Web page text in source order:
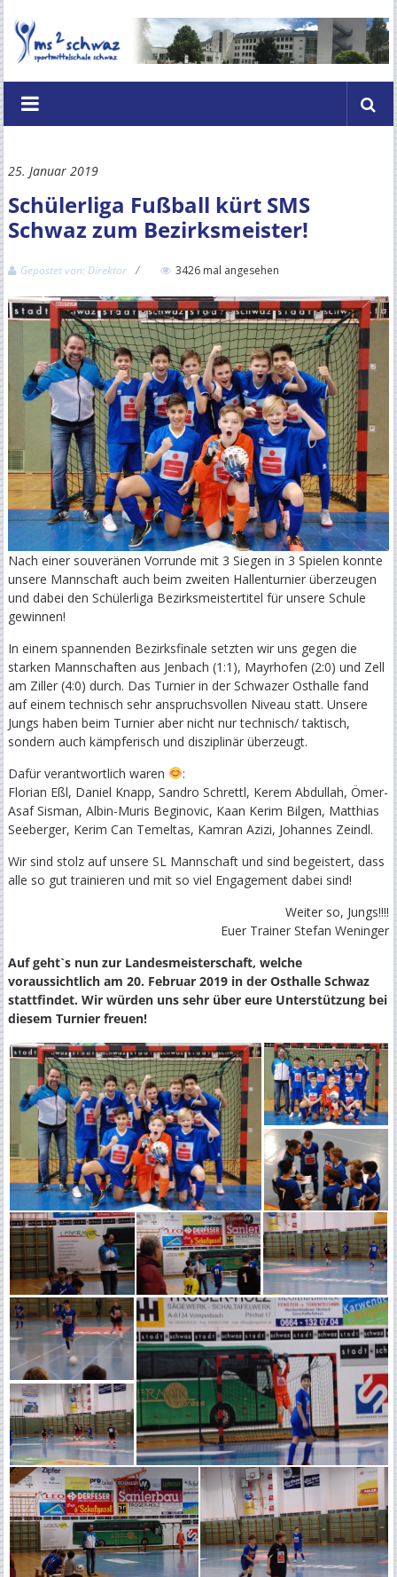
Inhalt
springen
Mittelschule
2
–
Hubert
Schulzentrum
Schwaz
Zentrum
das
25. Januar 2019
Schülerliga Fußball kürt SMS
Schwaz zum Bezirksmeister!
Gepostet von: Direktor 3426 mal angesehen
Nach einer souveränen Vorrunde mit 3 Siegen in 3 Spielen konnte
unsere Mannschaft auch beim zweiten Hallenturnier überzeugen
und dabei den Schülerliga Bezirksmeistertitel für unsere Schule
gewinnen!
In einem spannenden Bezirksfinale setzten wir uns gegen die
starken Mannschaften aus Jenbach (1:1), Mayrhofen (2:0) und Zell
am Ziller (4:0) durch. Das Turnier in der Schwazer Osthalle fand
auf einem technisch sehr anspruchsvollen Niveau statt. Unsere
Jungs haben beim Turnier aber nicht nur technisch/ taktisch,
sondern auch kämpferisch und disziplinär überzeugt.
Dafür verantwortlich waren
:
Florian Eßl, Daniel Knapp, Sandro Schrettl, Kerem Abdullah, Ömer-
Asaf Sisman, Albin-Muris Beginovic, Kaan Kerim Bilgen, Matthias
Seeberger, Kerim Can Temeltas, Kamran Azizi, Johannes Zeindl.
Wir sind stolz auf unsere SL Mannschaft und sind begeistert, dass
alle so gut trainieren und mit so viel Engagement dabei sind!
Weiter so, Jungs!!!!
Euer Trainer Stefan Weninger
Auf geht`s nun zur Landesmeisterschaft, welche
voraussichtlich am 20. Februar 2019 in der Osthalle Schwaz
stattfindet. Wir würden uns sehr über eure Unterstützung bei
diesem Turnier freuen!